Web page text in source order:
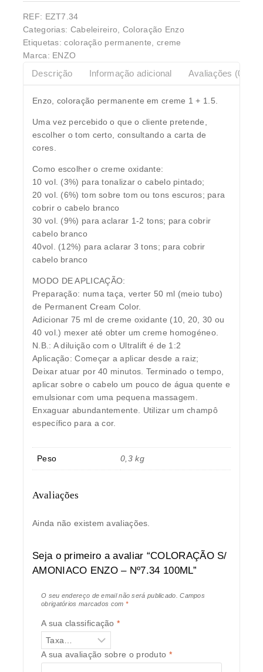
REF: EZT7.34
Categorias: Cabeleireiro
Coloração Enzo
Etiquetas:coloração permanente
creme
Marca: ENZO
Descrição Informação adicional Avaliações (0)
Enzo, coloração permanente em creme 1 + 1.5.
Uma vez percebido o que o cliente pretende,
escolher o tom certo, consultando a carta de
cores.
Como escolher o creme oxidante:
10 vol. (3%) para tonalizar o cabelo pintado;
20 vol. (6%) tom sobre tom ou tons escuros; para
cobrir o cabelo branco
30 vol. (9%) para aclarar 1-2 tons; para cobrir
cabelo branco
40vol. (12%) para aclarar 3 tons; para cobrir
cabelo branco
MODO DE APLICAÇÃO:
Preparação: numa taça, verter 50 ml (meio tubo)
de Permanent Cream Color.
Adicionar 75 ml de creme oxidante (10, 20, 30 ou
40 vol.) mexer até obter um creme homogéneo.
N.B.: A diluição com o Ultralift é de 1:2
Aplicação: Começar a aplicar desde a raiz;
Deixar atuar por 40 minutos. Terminado o tempo,
aplicar sobre o cabelo um pouco de água quente e
emulsionar com uma pequena massagem.
Enxaguar abundantemente. Utilizar um champô
específico para a cor.
Peso 0,3 kg
Avaliações
Ainda não existem avaliações.
Seja o primeiro a avaliar “COLORAÇÃO S/
AMONIACO ENZO – Nº7.34 100ML”
O seu endereço de email não será publicado.
Campos
obrigatórios marcados com *
A sua classificação*
A sua avaliação sobre o produto *